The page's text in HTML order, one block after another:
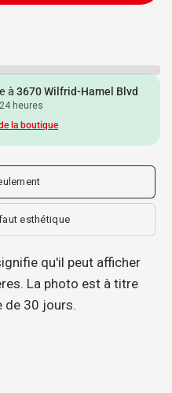
à3670 Wilfrid-Hamel Blvd
heures
la boutique
esthétique
qu'il peut afficher
La photo est à titre
de 30 jours.